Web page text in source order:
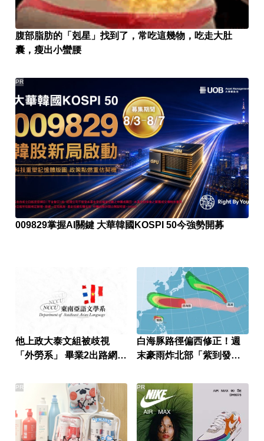
腹部脂肪的「剋星」找到了，常吃這幾物，吃走大肚
囊，瘦出小蠻腰
009829掌握AI關鍵 大華韓國KOSPI 50今強勢開募
PR
他上政大泰文組被歧視
「外勞系」 畢業2出路網
白海豚路徑偏西修正！週
末豪雨炸北部「紫到發
PR PR